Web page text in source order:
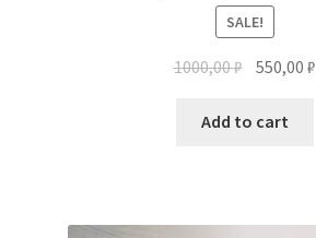
SALE!
1000,00₽ 550,00₽
Add to cart